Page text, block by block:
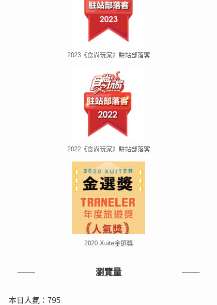
2023《食尚玩家》駐站部落客
2022《食尚玩家》駐站部落客
2020 Xuite金選獎
瀏覽量
本日人氣：795